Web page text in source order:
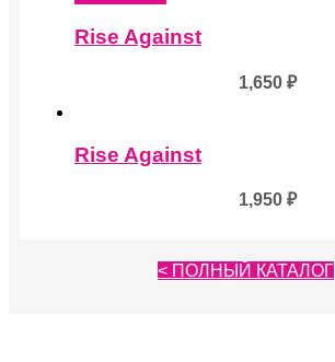
Rise Against
1,650 ₽
Rise Against
1,950 ₽
< ПОЛНЫЙ КАТАЛОГ